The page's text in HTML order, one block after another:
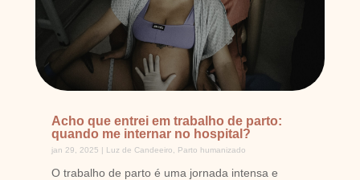
Acho que entrei em trabalho de parto:
quando me internar no hospital?
jan 29, 2025 | Luz de Candeeiro Parto humanizado
O trabalho de parto é uma jornada intensa e